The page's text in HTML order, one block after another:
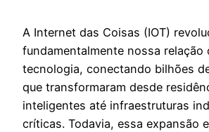
A Internet das Coisas (IOT)
fundamentalmente nossa relação
tecnologia, conectando bilhões
que transformaram desde
inteligentes até infraestruturas
críticas. Todavia, essa expansão